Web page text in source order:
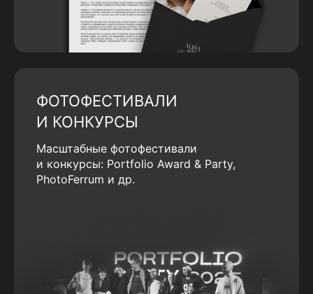
ФОТОФЕСТИВАЛИ
И КОНКУРСЫ
Масштабные фотофестивали
и конкурсы: Portfolio Award & Party,
PhotoFerrum и др.